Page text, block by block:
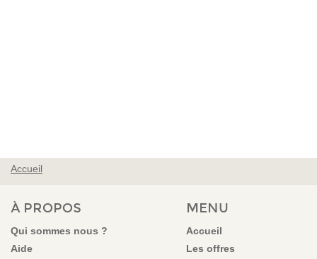
VOUS ÊTES ICI
Accueil
À PROPOS
Qui sommes nous ?
Aide
MENU
Accueil
Les offres